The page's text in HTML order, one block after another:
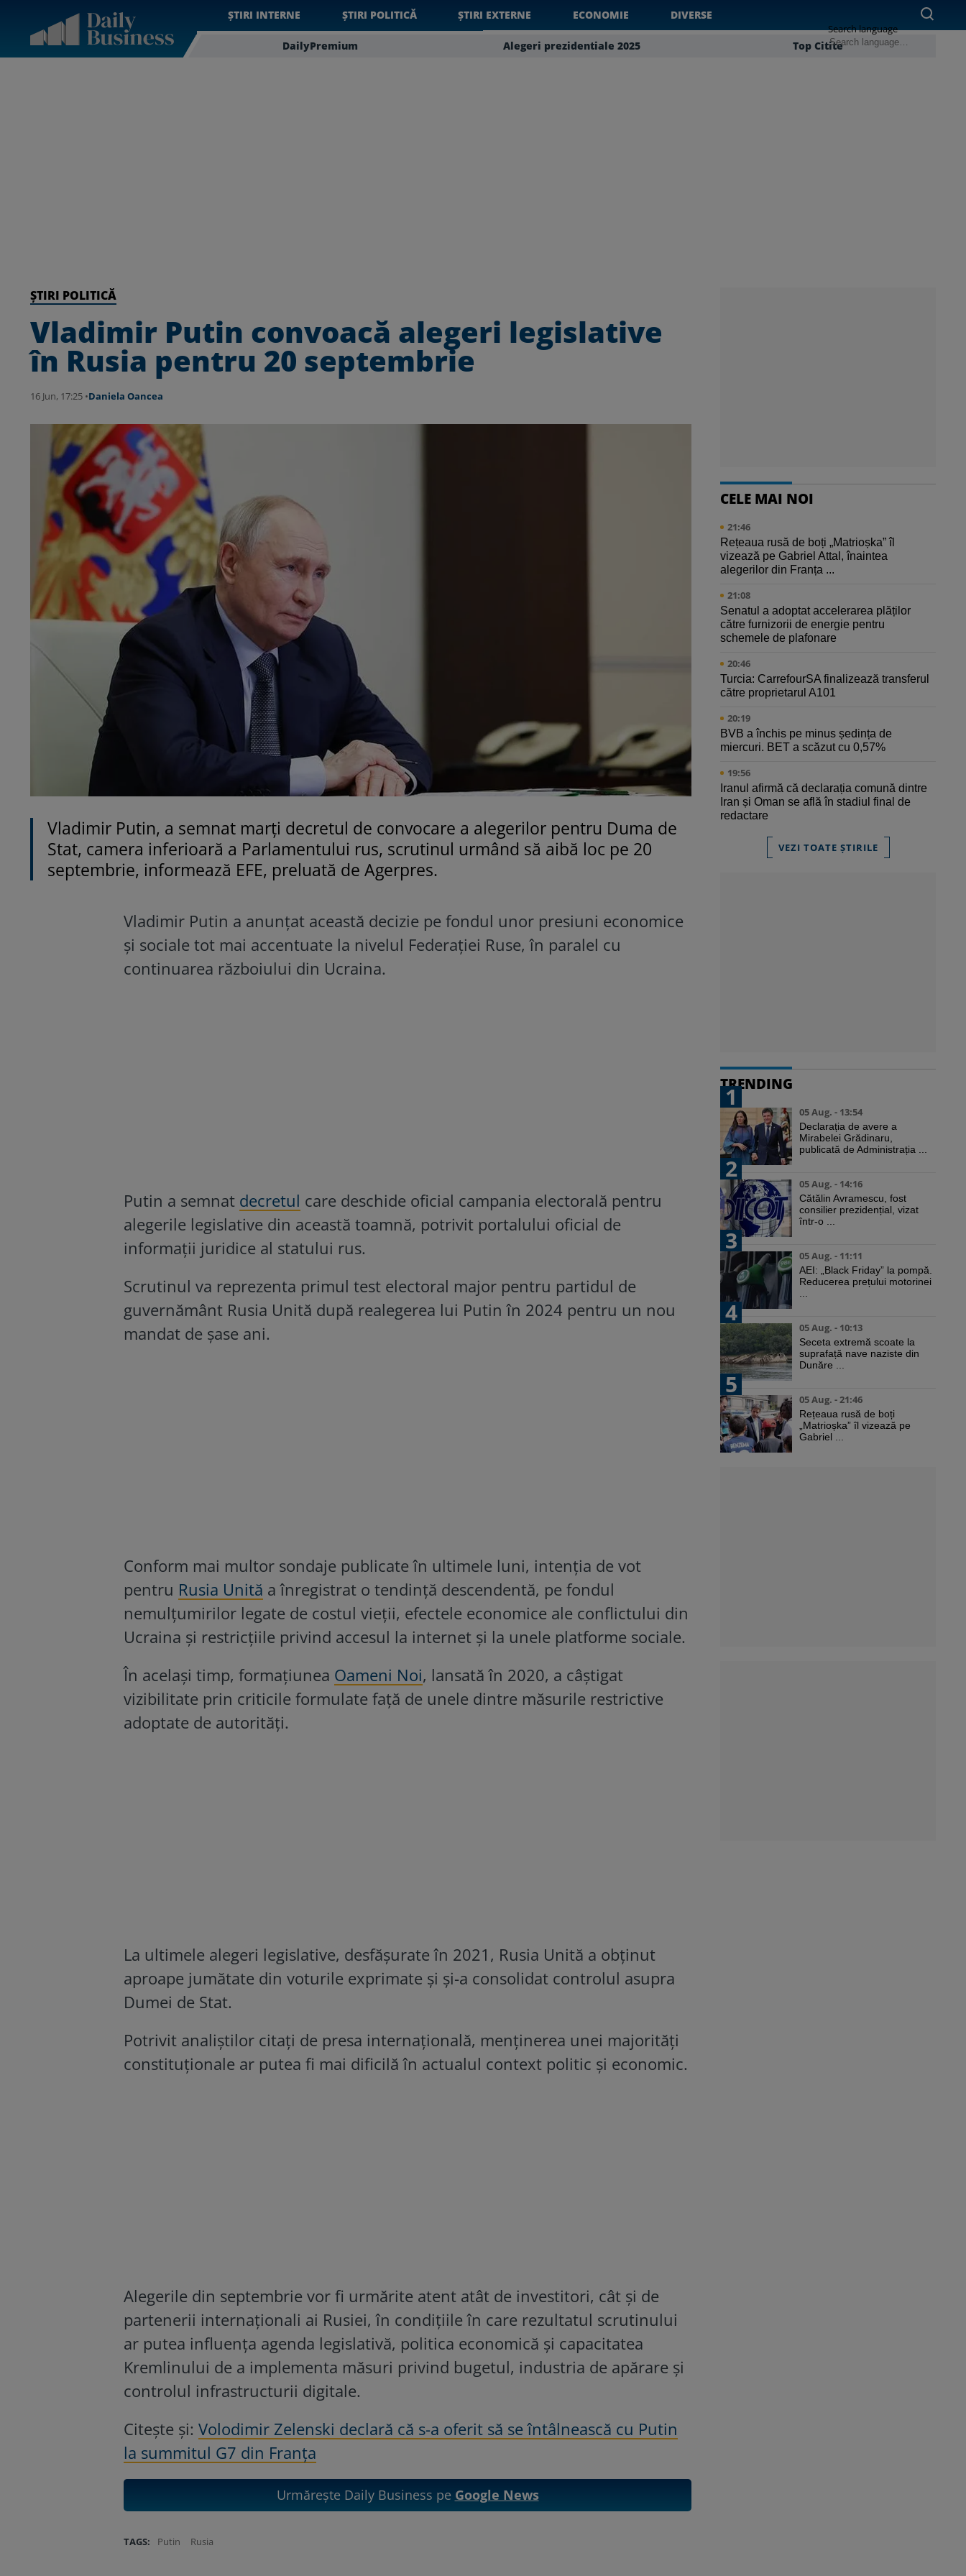
ȘTIRI INTERNE ȘTIRI POLITICĂ ȘTIRI EXTERNE ECONOMIE DIVERSE
DailyPremium Alegeri prezidentiale 2025 Top Citite
Search language
ȘTIRI POLITICĂ
Vladimir Putin convoacă alegeri legislative
în Rusia pentru 20 septembrie
16 Jun, 17:25 •Daniela Oancea
Vladimir Putin, a semnat marți decretul de convocare a alegerilor pentru Duma de
Stat, camera inferioară a Parlamentului rus, scrutinul urmând să aibă loc pe 20
septembrie, informează EFE, preluată de Agerpres.
Vladimir Putin a anunțat această decizie pe fondul unor presiuni economice
și sociale tot mai accentuate la nivelul Federației Ruse, în paralel cu
continuarea războiului din Ucraina.
Putin a semnat decretul care deschide oficial campania electorală pentru
alegerile legislative din această toamnă, potrivit portalului oficial de
informații juridice al statului rus.
Scrutinul va reprezenta primul test electoral major pentru partidul de
guvernământ Rusia Unită după realegerea lui Putin în 2024 pentru un nou
mandat de șase ani.
Conform mai multor sondaje publicate în ultimele luni, intenția de vot
pentru Rusia Unită a înregistrat o tendință descendentă, pe fondul
nemulțumirilor legate de costul vieții, efectele economice ale conflictului din
Ucraina și restricțiile privind accesul la internet și la unele platforme sociale.
În același timp, formațiunea Oameni Noi, lansată în 2020, a câștigat
vizibilitate prin criticile formulate față de unele dintre măsurile restrictive
adoptate de autorități.
La ultimele alegeri legislative, desfășurate în 2021, Rusia Unită a obținut
aproape jumătate din voturile exprimate și și-a consolidat controlul asupra
Dumei de Stat.
Potrivit analiștilor citați de presa internațională, menținerea unei majorități
constituționale ar putea fi mai dificilă în actualul context politic și economic.
Alegerile din septembrie vor fi urmărite atent atât de investitori, cât și de
partenerii internaționali ai Rusiei, în condițiile în care rezultatul scrutinului
ar putea influența agenda legislativă, politica economică și capacitatea
Kremlinului de a implementa măsuri privind bugetul, industria de apărare și
controlul infrastructurii digitale.
Citește și: Volodimir Zelenski declară că s-a oferit să se întâlnească cu Putin
la summitul G7 din Franța
Urmărește Daily Business pe Google News
TAGS: Putin Rusia
CELE MAI NOI
21:46
Rețeaua rusă de boți „Matrioșka” îl
vizează pe Gabriel Attal, înaintea
alegerilor din Franța ...
21:08
Senatul a adoptat accelerarea plăților
către furnizorii de energie pentru
schemele de plafonare
20:46
Turcia: CarrefourSA finalizează transferul
către proprietarul A101
20:19
BVB a închis pe minus ședința de
miercuri. BET a scăzut cu 0,57%
19:56
Iranul afirmă că declarația comună dintre
Iran și Oman se află în stadiul final de
redactare
VEZI TOATE ȘTIRILE
TRENDING
1
05 Aug. - 13:54
Declarația de avere a
Mirabelei Grădinaru,
publicată de Administrația ...
2
05 Aug. - 14:16
Cătălin Avramescu, fost
consilier prezidențial, vizat
într-o ...
3
05 Aug. - 11:11
AEI: „Black Friday” la pompă.
Reducerea prețului motorinei
4
05 Aug. - 10:13
Seceta extremă scoate la
suprafață nave naziste din
Dunăre ...
5
05 Aug. - 21:46
Rețeaua rusă de boți
„Matrioșka” îl vizează pe
Gabriel ...